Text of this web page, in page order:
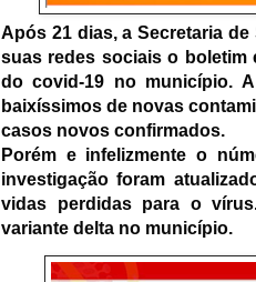
Após 21 dias, a Secretaria
suas redes sociais o boletim
do covid-19 no município.
baixíssimos de novas
casos novos confirmados.
Porém e infelizmente o
investigação foram
vidas perdidas para o
variante delta no município.